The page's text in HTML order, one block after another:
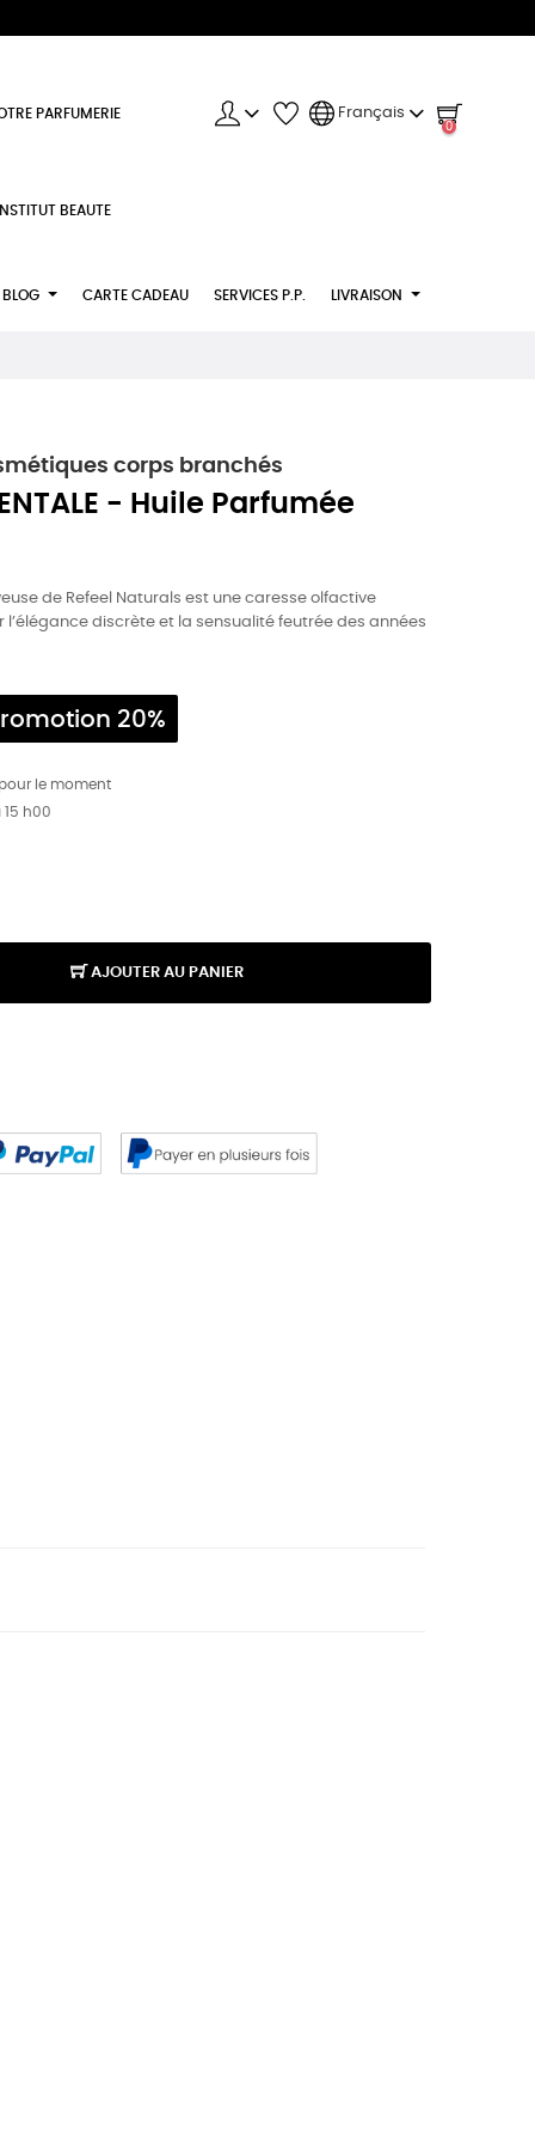
PARFUMERIE
INSTITUT BEAUTE
Français
0
BLOG CARTE CADEAU SERVICES P.P. LIVRAISON
corps branchés
- Huile Parfumée
de Refeel Naturals est une caresse olfactive
l’élégance discrète et la sensualité feutrée des années
20%
le moment
15 h00
AJOUTER AU PANIER